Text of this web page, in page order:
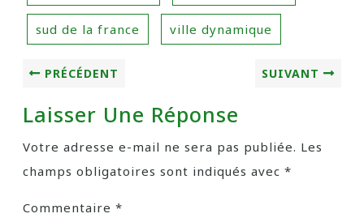
sud de la france ville dynamique
PRÉCÉDENT SUIVANT
Laisser Une Réponse
Votre adresse e-mail ne sera pas publiée. Les
champs obligatoires sont indiqués avec *
Commentaire *